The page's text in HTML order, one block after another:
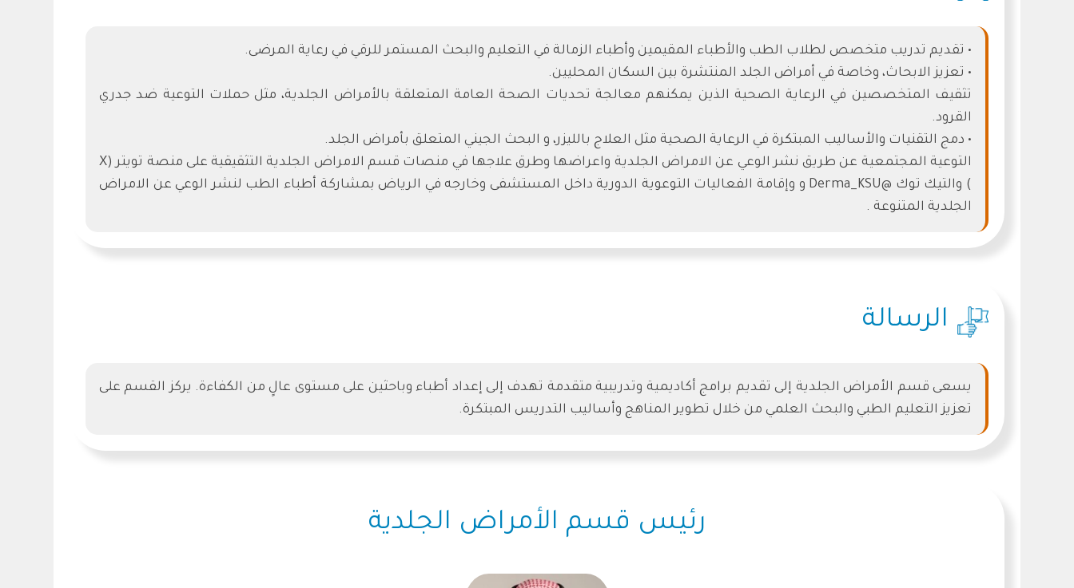
• تقديم تدريب متخصص لطلاب الطب والأطباء المقيمين وأطباء الزمالة في التعليم والبحث المستمر للرقي في رعاية المرضى.
• تعزيز الابحاث، وخاصة في أمراض الجلد المنتشرة بين السكان المحليين.
تثقيف المتخصصين في الرعاية الصحية الذين يمكنهم معالجة تحديات الصحة العامة المتعلقة بالأمراض الجلدية، مثل حملات التوعية ضد جدري
القرود.
• دمج التقنيات والأساليب المبتكرة في الرعاية الصحية مثل العلاج بالليزر، و البحث الجيني المتعلق بأمراض الجلد.
التوعية المجتمعية عن طريق نشر الوعي عن الامراض الجلدية واعراضها وطرق علاجها في منصات قسم الامراض الجلدية التثقيقية على منصة تويتر (X
) والتيك توك @Derma_KSU و وإقامة الفعاليات التوعوية الدورية داخل المستشفى وخارجه في الرياض بمشاركة أطباء الطب لنشر الوعي عن الامراض
الجلدية المتنوعة .
الرسالة
يسعى قسم الأمراض الجلدية إلى تقديم برامج أكاديمية وتدريبية متقدمة تهدف إلى إعداد أطباء وباحثين على مستوى عالٍ من الكفاءة. يركز القسم على
تعزيز التعليم الطبي والبحث العلمي من خلال تطوير المناهج وأساليب التدريس المبتكرة.
رئيس قسم الأمراض الجلدية